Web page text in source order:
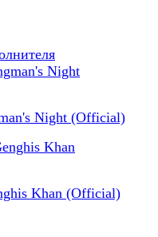
Night (Official)
Khan (Official)